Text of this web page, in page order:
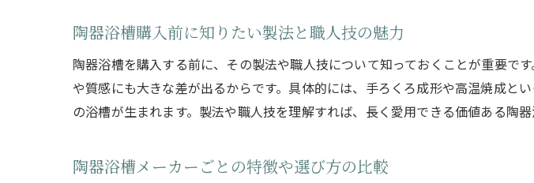
陶器浴槽購入前に知りたい製法と職人技の魅力
陶器浴槽を購入する前に、その製法や職人技について知っておくことが重要で
や質感にも大きな差が出るからです。具体的には、手ろくろ成形や高温焼成と
の浴槽が生まれます。製法や職人技を理解すれば、長く愛用できる価値ある陶器
陶器浴槽メーカーごとの特徴や選び方の比較